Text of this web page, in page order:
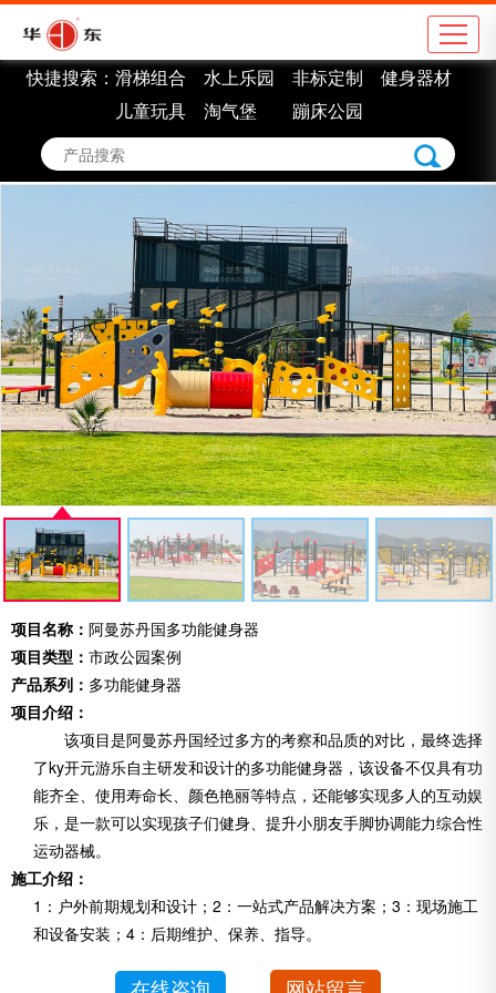
公司简介
组织架构
企业认证
企业荣誉
非
快捷搜索： 滑梯组合 水上乐园 非标定制
健身器材
儿童玩具
淘气堡 蹦床公园
项目名称： 阿曼苏丹国多功能健身器
项目类型： 市政公园案例
产品系列： 多功能健身器
项目介绍：
该项目是阿曼苏丹国经过多方的考察和品质的对比，最终选择
了ky开元游乐自主研发和设计的多功能健身器，该设备不仅具有功
能齐全、使用寿命长、颜色艳丽等特点，还能够实现多人的互动娱
乐，是一款可以实现孩子们健身、提升小朋友手脚协调能力综合性
运动器械。
施工介绍：
1：户外前期规划和设计；2：一站式产品解决方案；3：现场施工
和设备安装；4：后期维护、保养、指导。